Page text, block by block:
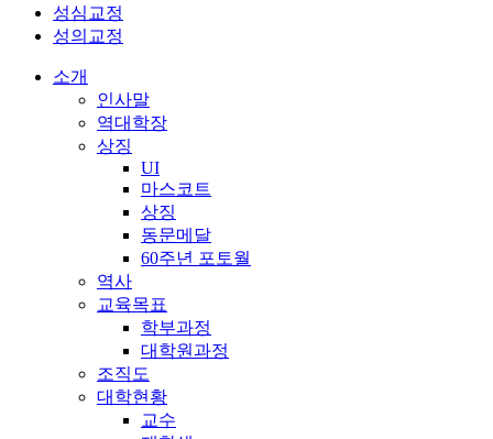
성심교정
성의교정
소개
인사말
역대학장
상징
UI
마스코트
상징
동문메달
60주년 포토월
역사
교육목표
학부과정
대학원과정
조직도
대학현황
교수